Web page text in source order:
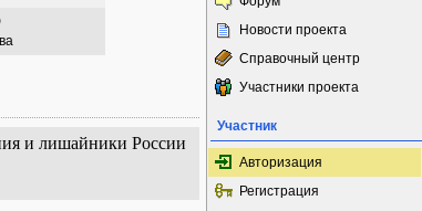
и лишайники России
Новости проекта
Справочный центр
Участники проекта
Участник
Авторизация
Регистрация